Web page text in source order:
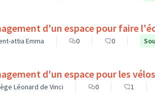
d'un espace pour faire
attia Emma 0 0
d'un espace pour les
Léonard de Vinci 0 1